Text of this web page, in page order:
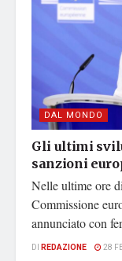
DAL MONDO
Gli ultimi
sanzioni
Nelle ultime ore
Commissione
annunciato con
DI REDAZIONE 28